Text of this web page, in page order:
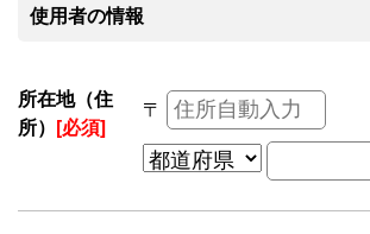
使用者の情報
所在地（住
所） [必須]
〒